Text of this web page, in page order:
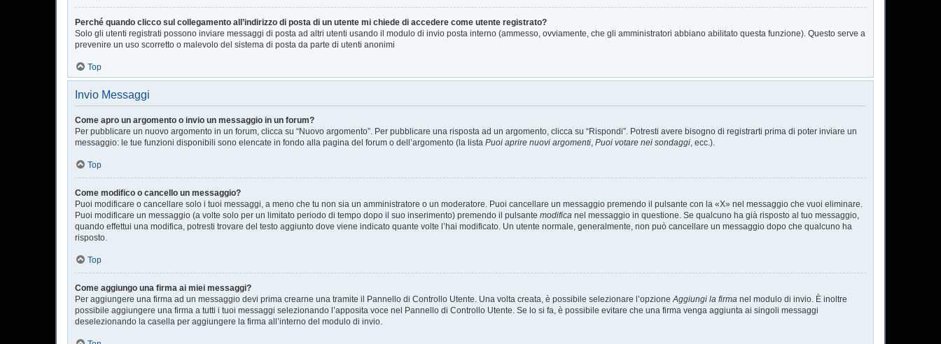
Perché quando clicco sul collegamento all’indirizzo di posta di un utente mi chiede di accedere come utente registrato?
Solo gli utenti registrati possono inviare messaggi di posta ad altri utenti usando il modulo di invio posta interno (ammesso, ovviamente, che gli amministratori abbiano abilitato questa funzione). Questo serve a
prevenire un uso scorretto o malevolo del sistema di posta da parte di utenti anonimi
Top
Invio Messaggi
Come apro un argomento o invio un messaggio in un forum?
Per pubblicare un nuovo argomento in un forum, clicca su “Nuovo argomento”. Per pubblicare una risposta ad un argomento, clicca su “Rispondi”. Potresti avere bisogno di registrarti prima di poter inviare un
messaggio: le tue funzioni disponibili sono elencate in fondo alla pagina del forum o dell’argomento (la lista Puoi aprire nuovi argomenti, Puoi votare nei sondaggi, ecc.).
Top
Come modifico o cancello un messaggio?
Puoi modificare o cancellare solo i tuoi messaggi, a meno che tu non sia un amministratore o un moderatore. Puoi cancellare un messaggio premendo il pulsante con la «X» nel messaggio che vuoi eliminare.
Puoi modificare un messaggio (a volte solo per un limitato periodo di tempo dopo il suo inserimento) premendo il pulsante modifica nel messaggio in questione. Se qualcuno ha già risposto al tuo messaggio,
quando effettui una modifica, potresti trovare del testo aggiunto dove viene indicato quante volte l’hai modificato. Un utente normale, generalmente, non può cancellare un messaggio dopo che qualcuno ha
risposto.
Top
Come aggiungo una firma ai miei messaggi?
Per aggiungere una firma ad un messaggio devi prima crearne una tramite il Pannello di Controllo Utente. Una volta creata, è possibile selezionare l’opzioneAggiungi la firma nel modulo di invio. È inoltre
possibile aggiungere una firma a tutti i tuoi messaggi selezionando l’apposita voce nel Pannello di Controllo Utente. Se lo si fa, è possibile evitare che una firma venga aggiunta ai singoli messaggi
deselezionando la casella per aggiungere la firma all’interno del modulo di invio.